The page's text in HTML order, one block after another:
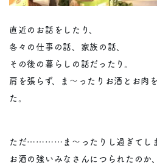
直近のお話をしたり、
各々の仕事の話、家族の話、
その後の暮らしの話だったり。
肩を張らず、ま～ったりお酒とお肉
た。
ただ…………ま～ったりし過ぎてしま
お酒の強いみなさんにつられたのか、